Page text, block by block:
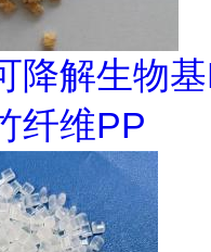
降解生物
纤维PP